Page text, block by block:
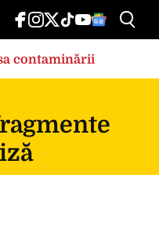
contaminării